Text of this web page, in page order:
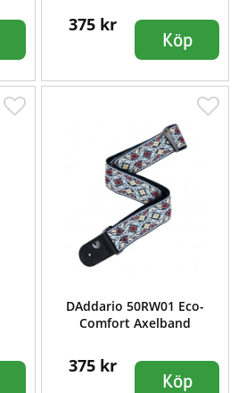
375 kr
Köp
DAddario 50RW01 Eco-
Comfort Axelband
375 kr
Köp